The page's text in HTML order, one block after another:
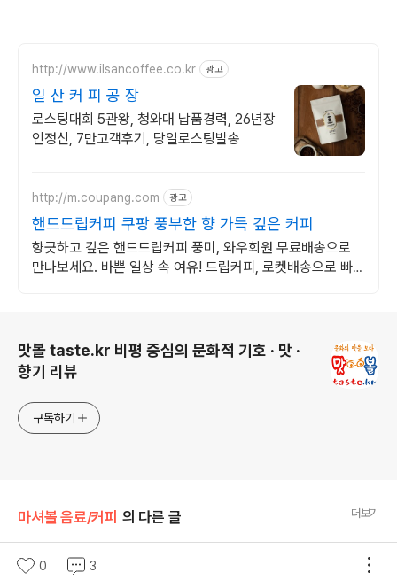
http://www.ilsancoffee.co.kr 광고
일 산 커 피 공 장
로스팅대회 5관왕, 청와대 납품경력, 26년장
인정신, 7만고객후기, 당일로스팅발송
http://m.coupang.com 광고
핸드드립커피 쿠팡 풍부한 향 가득 깊은 커피
향긋하고 깊은 핸드드립커피 풍미, 와우회원 무료배송으로
만나보세요. 바쁜 일상 속 여유! 드립커피, 로켓배송으로 빠르
맛볼 taste.kr 비평 중심의 문화적 기호 · 맛 ·
향기 리뷰
구독하기
마셔볼 음료/커피 의 다른 글 더보기
홍대 정문 앞 대로변 카페 자리 무권리금 점포
(삼진제약, 산울림소극장 가는 길)
0 3